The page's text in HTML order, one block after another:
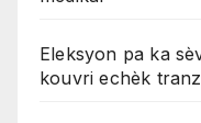
Eleksyon pa ka
kouvri echèk